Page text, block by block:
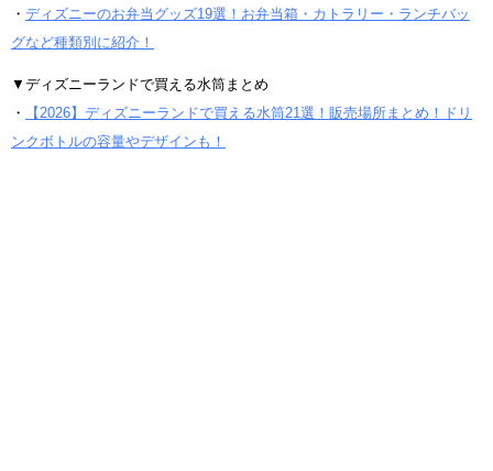
・ ディズニーのお弁当グッズ19選！お弁当箱・カトラリー・ランチバッ
グなど種類別に紹介！
▼ディズニーランドで買える水筒まとめ
・
【2026】ディズニーランドで買える水筒21選！販売場所まとめ！ドリ
ンクボトルの容量やデザインも！